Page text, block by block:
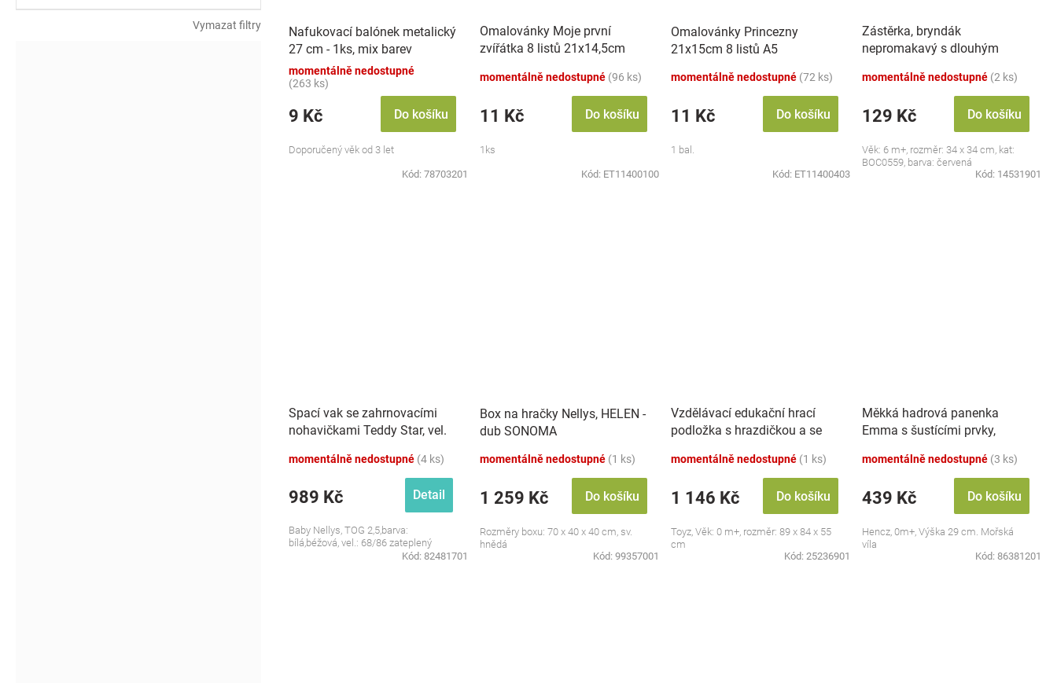
Vymazat filtry
Nafukovací balónek metalický
27 cm - 1ks, mix barev
momentálně nedostupné
(263 ks)
9 Kč Do košíku
Doporučený věk od 3 let
Kód: 78703201
Omalovánky Moje první
zvířátka 8 listů 21x14,5cm
momentálně nedostupné (96 ks)
11 Kč Do košíku
1ks
Kód: ET11400100
Omalovánky Princezny
21x15cm 8 listů A5
momentálně nedostupné (72 ks)
11 Kč Do košíku
1 bal.
Kód: ET11400403
Zástěrka, bryndák
nepromakavý s dlouhým
momentálně nedostupné (2 ks)
129 Kč Do košíku
Věk: 6 m+, rozměr: 34 x 34 cm, kat:
BOC0559, barva: červená
Kód: 14531901
Spací vak se zahrnovacími
nohavičkami Teddy Star, vel.
momentálně nedostupné (4 ks)
989 Kč Detail
Baby Nellys, TOG 2,5,barva:
bílá,béžová, vel.: 68/86 zateplený
Kód: 82481701
Box na hračky Nellys, HELEN -
dub SONOMA
momentálně nedostupné (1 ks)
1 259 Kč Do košíku
Rozměry boxu: 70 x 40 x 40 cm, sv.
hnědá
Kód: 99357001
Vzdělávací edukační hrací
podložka s hrazdičkou a se
momentálně nedostupné (1 ks)
1 146 Kč Do košíku
Toyz, Věk: 0 m+, rozměr: 89 x 84 x 55
cm
Kód: 25236901
Měkká hadrová panenka
Emma s šustícími prvky,
momentálně nedostupné (3 ks)
439 Kč Do košíku
Hencz, 0m+, Výška 29 cm. Mořská
víla
Kód: 86381201